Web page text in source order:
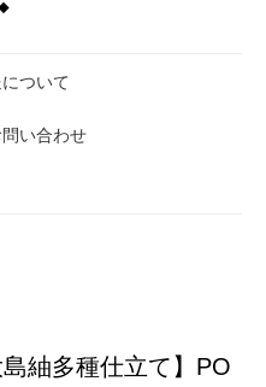
◆
ついて
問い合わせ
紬多種仕立て】PO